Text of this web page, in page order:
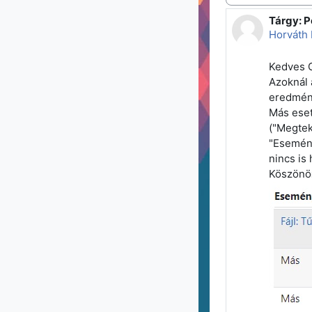
Tárgy:
Horváth
Kedves
Azoknál
Más
nincs is